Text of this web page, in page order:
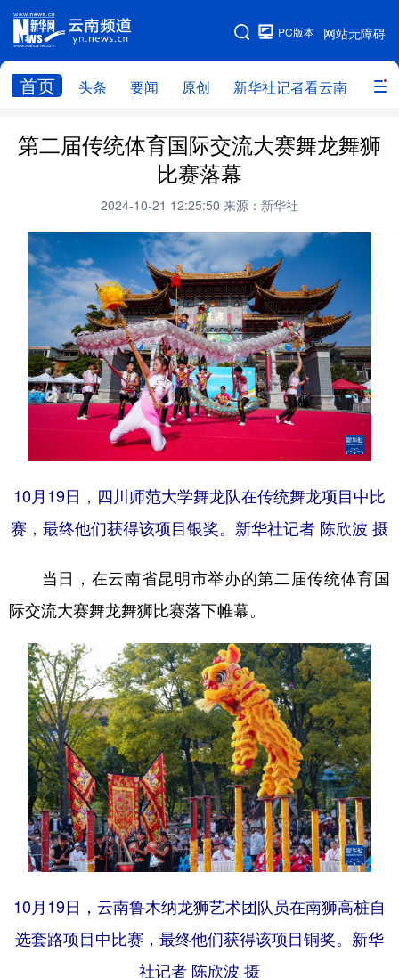
网站无障碍
PC版本
首页 头条 要闻 原创 新华社记者看云南 政务
网站地图
头条 云南要闻 本网原创
政务
云南省领导报道集
教育
州市
社会
图片
经济 服务 云南故事
云南青年说 趣看文物
第二届传统体育国际交流大赛舞龙舞狮
比赛落幕
2024-10-21 12:25:50 来源：新华社
10月19日，四川师范大学舞龙队在传统舞龙项目中比
赛，最终他们获得该项目银奖。新华社记者 陈欣波 摄
当日，在云南省昆明市举办的第二届传统体育国
际交流大赛舞龙舞狮比赛落下帷幕。
10月19日，云南鲁木纳龙狮艺术团队员在南狮高桩自
选套路项目中比赛，最终他们获得该项目铜奖。新华
社记者 陈欣波 摄